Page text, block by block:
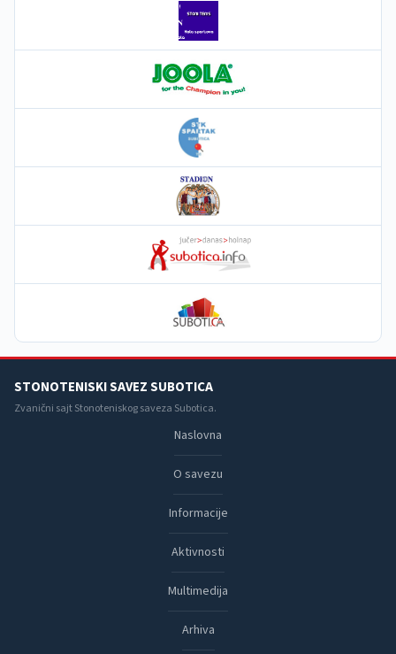
STONOTENISKI SAVEZ SUBOTICA
Zvanični sajt Stonoteniskog saveza Subotica.
Naslovna
O savezu
Informacije
Aktivnosti
Multimedija
Arhiva